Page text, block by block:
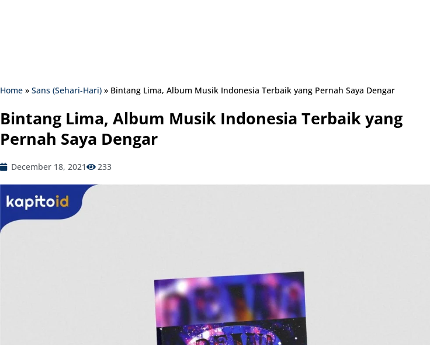
Home » Sans (Sehari-Hari) » Bintang Lima, Album Musik Indonesia Terbaik yang Pernah Saya Dengar
Bintang Lima, Album Musik Indonesia Terbaik yang
Pernah Saya Dengar
December 18, 2021 233